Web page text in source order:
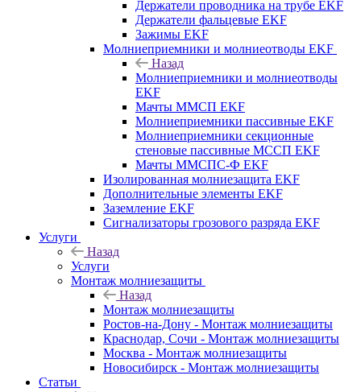
Держатели проводника на трубе EKF
Держатели фальцевые EKF
Зажимы EKF
Молниеприемники и молниеотводы EKF
Назад
Молниеприемники и молниеотводы
EKF
Мачты ММСП EKF
Молниеприемники пассивные EKF
Молниеприемники секционные
стеновые пассивные МССП EKF
Мачты ММСПС-Ф EKF
Изолированная молниезащита EKF
Дополнительные элементы EKF
Заземление EKF
Сигнализаторы грозового разряда EKF
Услуги
Назад
Услуги
Монтаж молниезащиты
Назад
Монтаж молниезащиты
Ростов-на-Дону - Монтаж молниезащиты
Краснодар, Сочи - Монтаж молниезащиты
Москва - Монтаж молниезащиты
Новосибирск - Монтаж молниезащиты
Статьи